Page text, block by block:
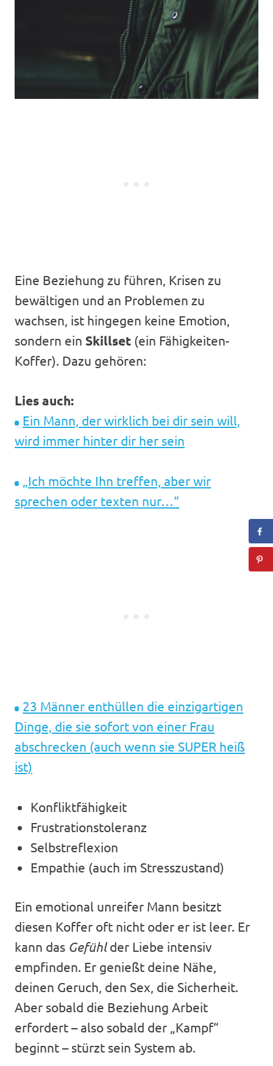
Eine Beziehung zu führen, Krisen zu
bewältigen und an Problemen zu
wachsen, ist hingegen keine Emotion,
sondern ein Skillset (ein Fähigkeiten-
Koffer). Dazu gehören:
Lies auch:
Ein Mann, der wirklich bei dir sein will,
wird immer hinter dir her sein
„Ich möchte Ihn treffen, aber wir
sprechen oder texten nur…“
23 Männer enthüllen die einzigartigen
Dinge, die sie sofort von einer Frau
abschrecken (auch wenn sie SUPER heiß
ist)
Konfliktfähigkeit
Frustrationstoleranz
Selbstreflexion
Empathie (auch im Stresszustand)
Ein emotional unreifer Mann besitzt
diesen Koffer oft nicht oder er ist leer. Er
kann das Gefühlder Liebe intensiv
empfinden. Er genießt deine Nähe,
deinen Geruch, den Sex, die Sicherheit.
Aber sobald die Beziehung Arbeit
erfordert – also sobald der „Kampf“
beginnt – stürzt sein System ab.